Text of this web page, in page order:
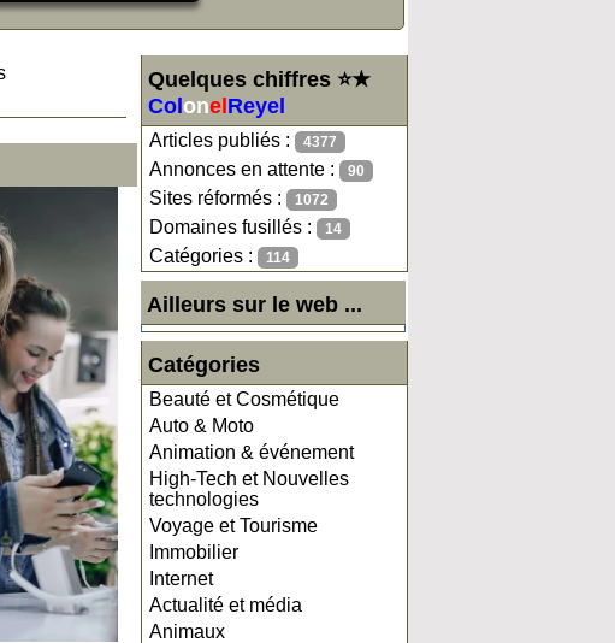
Quelques chiffres ⭐★
Col onel Reyel
Articles publiés : 4377
Annonces en attente : 90
Sites réformés : 1072
Domaines fusillés : 14
Catégories : 114
Ailleurs sur le web ...
Catégories
Beauté et Cosmétique
Auto & Moto
Animation & événement
High-Tech et Nouvelles
technologies
Voyage et Tourisme
Immobilier
Internet
Actualité et média
Animaux